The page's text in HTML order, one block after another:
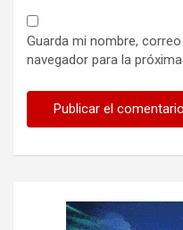
Guarda mi nombre,
navegador para la